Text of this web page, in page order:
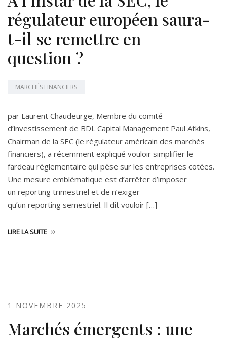
régulateur européen saura-
t-il se remettre en
question ?
MARCHÉS FINANCIERS
par Laurent Chaudeurge, Membre du comité
d’investissement de BDL Capital Management Paul Atkins,
Chairman de la SEC (le régulateur américain des marchés
financiers), a récemment expliqué vouloir simplifier le
fardeau réglementaire qui pèse sur les entreprises cotées.
Une mesure emblématique est d’arrêter d’imposer
un reporting trimestriel et de n’exiger
qu’un reporting semestriel. Il dit vouloir […]
LIRE LA SUITE
1 NOVEMBRE 2025
Marchés émergents : une